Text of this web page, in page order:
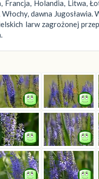
Francja, Holandia, Litwa,
dawna
larw zagrożonej